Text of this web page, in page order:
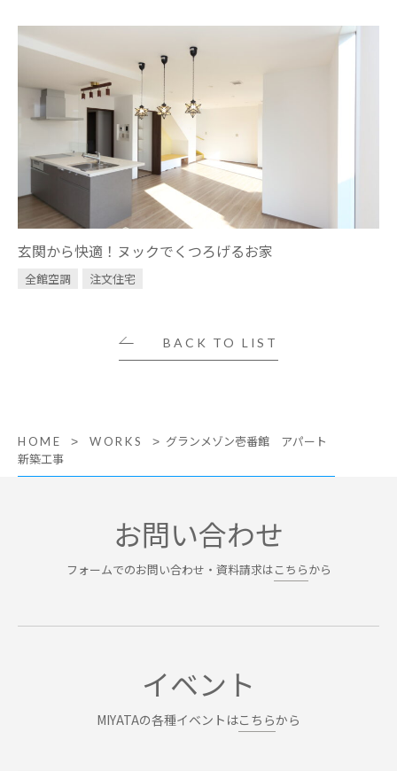
玄関から快適！ヌックでくつろげるお家
全館空調 注文住宅
BACK TO LIST
HOME WORKS
グランメゾン壱番館 アパート
新築工事
お問い合わせ
フォームでのお問い合わせ・資料請求はこちらから
イベント
MIYATAの各種イベントはこちらから